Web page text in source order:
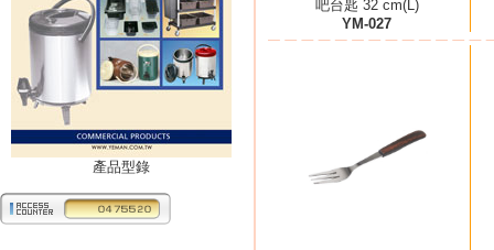
產品型錄
吧台匙 32 cm(L)
YM-027